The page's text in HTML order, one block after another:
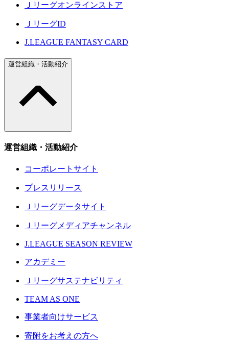
Ｊリーグオンラインストア
ＪリーグID
J.LEAGUE FANTASY CARD
運営組織・活動紹介
運営組織・活動紹介
コーポレートサイト
プレスリリース
Ｊリーグデータサイト
Ｊリーグメディアチャンネル
J.LEAGUE SEASON REVIEW
アカデミー
Ｊリーグサステナビリティ
TEAM AS ONE
事業者向けサービス
寄附をお考えの方へ